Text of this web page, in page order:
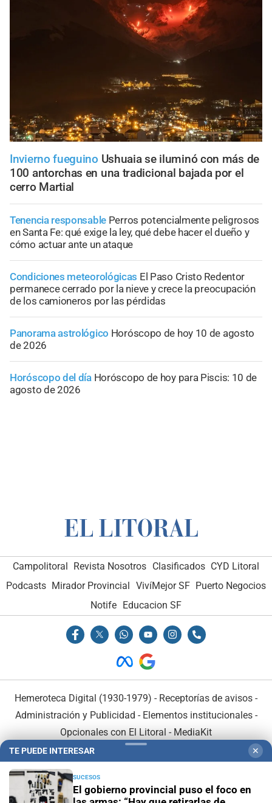
Invierno fueguino Ushuaia se iluminó con más de
100 antorchas en una tradicional bajada por el
cerro Martial
Tenencia responsable Perros potencialmente peligrosos
en Santa Fe: qué exige la ley, qué debe hacer el dueño y
cómo actuar ante un ataque
Condiciones meteorológicas El Paso Cristo Redentor
permanece cerrado por la nieve y crece la preocupación
de los camioneros por las pérdidas
Panorama astrológico Horóscopo de hoy 10 de agosto
de 2026
Horóscopo del día Horóscopo de hoy para Piscis: 10 de
agosto de 2026
Campolitoral Revista Nosotros Clasificados CYD Litoral
Podcasts Mirador Provincial VivíMejor SF Puerto Negocios
Notife Educacion SF
Hemeroteca Digital (1930-1979) - Receptorías de avisos -
Administración y Publicidad - Elementos institucionales-
Opcionales con El Litoral - MediaKit
TE PUEDE INTERESAR ✕
SUCESOS
El gobierno provincial puso el foco en